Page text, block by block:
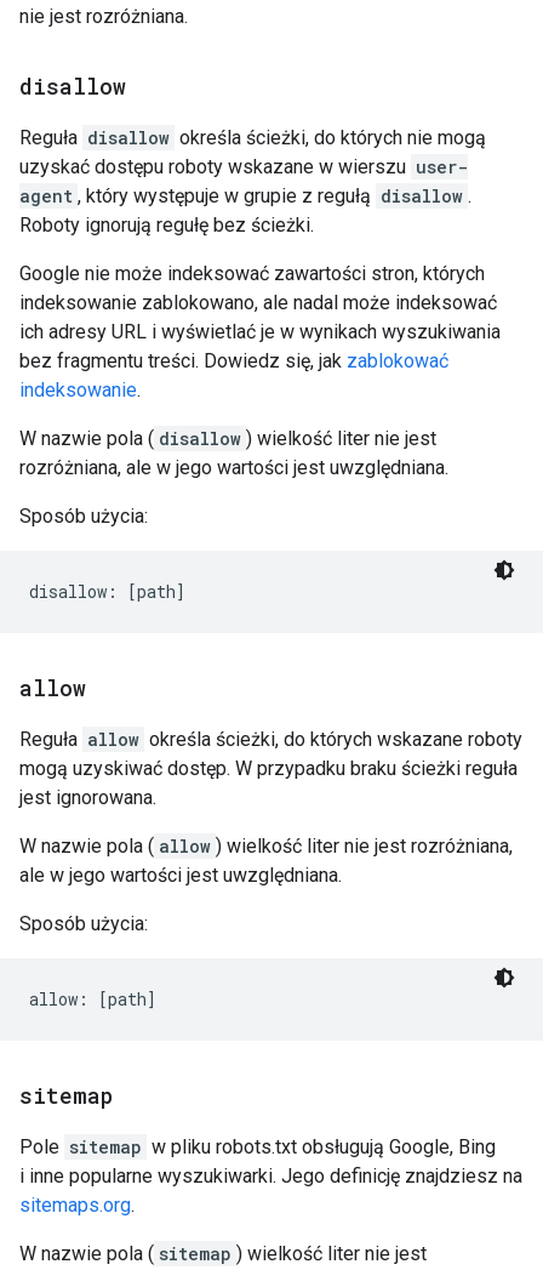
nie jest rozróżniana.
disallow
Reguła disallow określa ścieżki, do których nie mogą
uzyskać dostępu roboty wskazane w wierszu user-
agent , który występuje w grupie z regułą disallow .
Roboty ignorują regułę bez ścieżki.
Google nie może indeksować zawartości stron, których
indeksowanie zablokowano, ale nadal może indeksować
ich adresy URL i wyświetlać je w wynikach wyszukiwania
bez fragmentu treści. Dowiedz się, jak zablokować
indeksowanie.
W nazwie pola ( disallow ) wielkość liter nie jest
rozróżniana, ale w jego wartości jest uwzględniana.
Sposób użycia:
allow
Reguła allow określa ścieżki, do których wskazane roboty
mogą uzyskiwać dostęp. W przypadku braku ścieżki reguła
jest ignorowana.
W nazwie pola ( allow ) wielkość liter nie jest rozróżniana,
ale w jego wartości jest uwzględniana.
Sposób użycia:
sitemap
Pole sitemap w pliku robots.txt obsługują Google, Bing
i inne popularne wyszukiwarki. Jego definicję znajdziesz na
sitemaps.org.
W nazwie pola ( sitemap ) wielkość liter nie jest